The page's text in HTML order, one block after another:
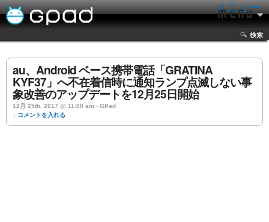
メニュー
検索
au、Android ベース携帯電話「GRATINA
KYF37」へ不在着信時に通知ランプ点滅しない事
象改善のアップデートを12月25日開始
12月 25th, 2017 @ 11:00 am › GPad
↓ コメントを入れる